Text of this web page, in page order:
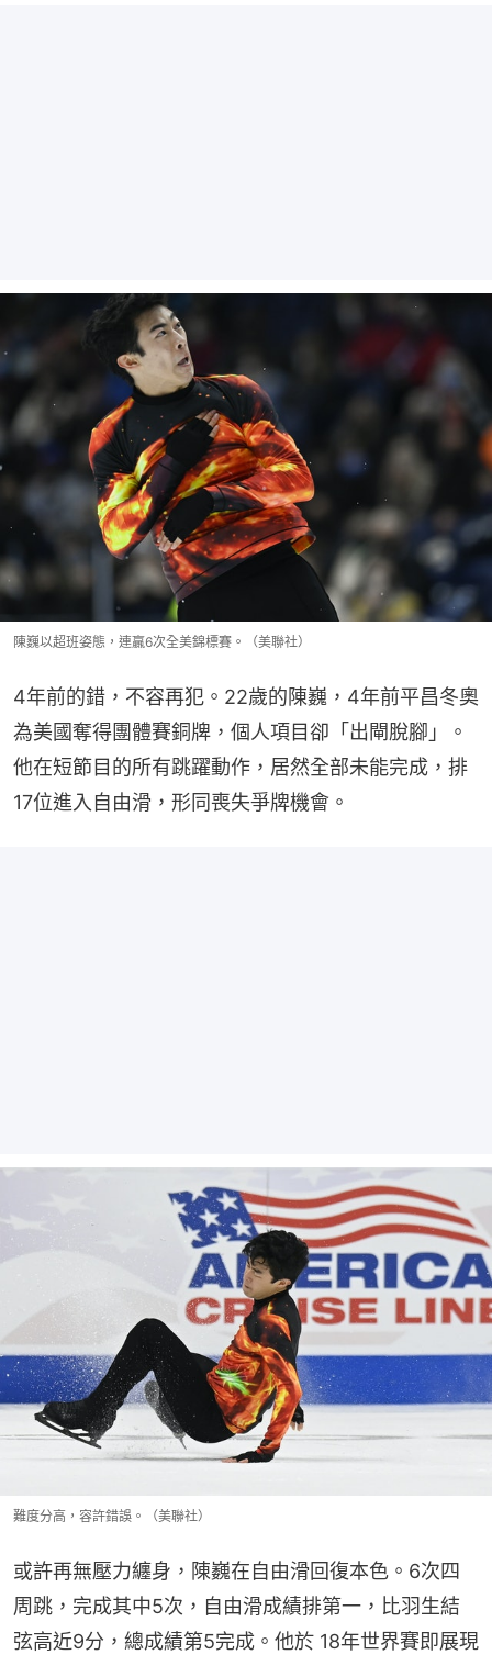
陳巍以超班姿態，連贏6次全美錦標賽。（美聯社）
4年前的錯，不容再犯。22歲的陳巍，4年前平昌冬奧
為美國奪得團體賽銅牌，個人項目卻「出閘脫腳」。
他在短節目的所有跳躍動作，居然全部未能完成，排
17位進入自由滑，形同喪失爭牌機會。
難度分高，容許錯誤。（美聯社）
或許再無壓力纏身，陳巍在自由滑回復本色。6次四
周跳，完成其中5次，自由滑成績排第一，比羽生結
弦高近9分，總成績第5完成。他於 18年世界賽即展現